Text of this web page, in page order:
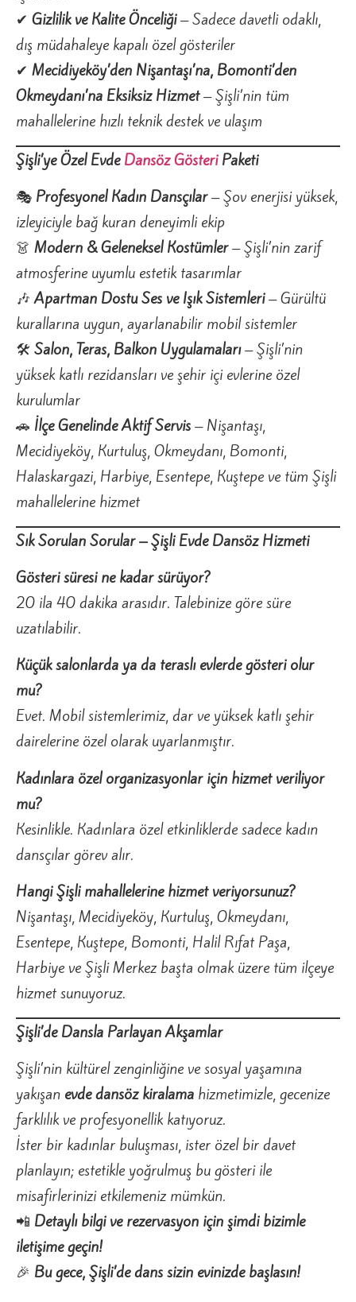
✔ Gizlilik ve Kalite Önceliği– Sadece davetli odaklı,
dış müdahaleye kapalı özel gösteriler
✔ Mecidiyeköy’den Nişantaşı’na, Bomonti’den
Okmeydanı’na Eksiksiz Hizmet– Şişli’nin tüm
mahallelerine hızlı teknik destek ve ulaşım
Şişli’ye Özel EvdeDansöz GösteriPaketi
🎭 Profesyonel Kadın Dansçılar– Şov enerjisi yüksek,
izleyiciyle bağ kuran deneyimli ekip
👗 Modern & Geleneksel Kostümler– Şişli’nin zarif
atmosferine uyumlu estetik tasarımlar
🎶Apartman Dostu Ses ve Işık Sistemleri– Gürültü
kurallarına uygun, ayarlanabilir mobil sistemler
🛠️ Salon, Teras, Balkon Uygulamaları– Şişli’nin
yüksek katlı rezidansları ve şehir içi evlerine özel
kurulumlar
🚗 İlçe Genelinde Aktif Servis– Nişantaşı,
Mecidiyeköy, Kurtuluş, Okmeydanı, Bomonti,
Halaskargazi, Harbiye, Esentepe, Kuştepe ve tüm Şişli
mahallelerine hizmet
Sık Sorulan Sorular – Şişli Evde Dansöz Hizmeti
Gösteri süresi ne kadar sürüyor?
20 ila 40 dakika arasıdır. Talebinize göre süre
uzatılabilir.
Küçük salonlarda ya da teraslı evlerde gösteri olur
mu?
Evet. Mobil sistemlerimiz, dar ve yüksek katlı şehir
dairelerine özel olarak uyarlanmıştır.
Kadınlara özel organizasyonlar için hizmet veriliyor
mu?
Kesinlikle. Kadınlara özel etkinliklerde sadece kadın
dansçılar görev alır.
Hangi Şişli mahallelerine hizmet veriyorsunuz?
Nişantaşı, Mecidiyeköy, Kurtuluş, Okmeydanı,
Esentepe, Kuştepe, Bomonti, Halil Rıfat Paşa,
Harbiye ve Şişli Merkez başta olmak üzere tüm ilçeye
hizmet sunuyoruz.
Şişli’de Dansla Parlayan Akşamlar
Şişli’nin kültürel zenginliğine ve sosyal yaşamına
yakışan evde dansöz kiralama hizmetimizle, gecenize
farklılık ve profesyonellik katıyoruz.
İster bir kadınlar buluşması, ister özel bir davet
planlayın; estetikle yoğrulmuş bu gösteri ile
misafirlerinizi etkilemeniz mümkün.
📲 Detaylı bilgi ve rezervasyon için şimdi bizimle
iletişime geçin!
🎉 Bu gece, Şişli’de dans sizin evinizde başlasın!